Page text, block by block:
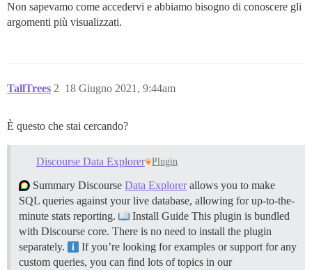
Non sapevamo come accedervi e abbiamo bisogno di conoscere gli
argomenti più visualizzati.
TallTrees 18 Giugno 2021, 9:44am
2
È questo che stai cercando?
Discourse Data Explorer Plugin
Summary Discourse Data Explorerallows you to make
SQL queries against your live database, allowing for up-to-the-
minute stats reporting.
Install Guide This plugin is bundled
with Discourse core. There is no need to install the plugin
separately.
If you’re looking for examples or support for any
custom queries, you can find lots of topics in our